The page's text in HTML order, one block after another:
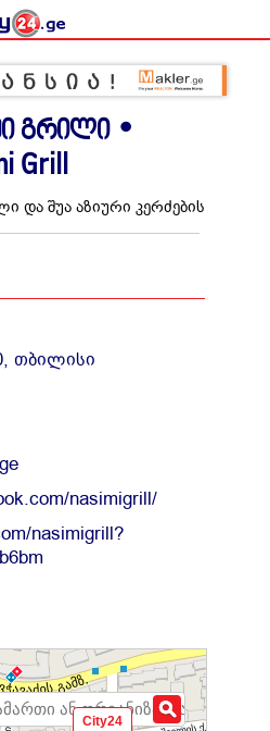
გრილი •
Grill
და შუა აზიური კერძების
თბილისი
nasimigrill/
nasimigrill?
City24